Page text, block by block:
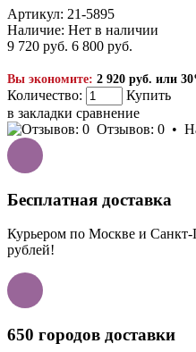
Артикул: 21-5895
Наличие: Нет в наличии
9 720 руб. 6 800 руб.
Вы экономите: 2 920 руб. или
Количество:
Купить
в закладки сравнение
Отзывов: 0 •
Бесплатная доставка
Курьером по Москве и Санкт-
рублей!
650 городов доставки